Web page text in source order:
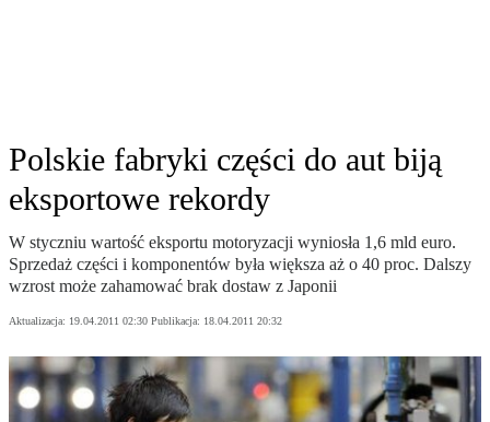
Polskie fabryki części do aut biją
eksportowe rekordy
W styczniu wartość eksportu motoryzacji wyniosła 1,6 mld euro.
Sprzedaż części i komponentów była większa aż o 40 proc. Dalszy
wzrost może zahamować brak dostaw z Japonii
Aktualizacja: 19.04.2011 02:30 Publikacja: 18.04.2011 20:32